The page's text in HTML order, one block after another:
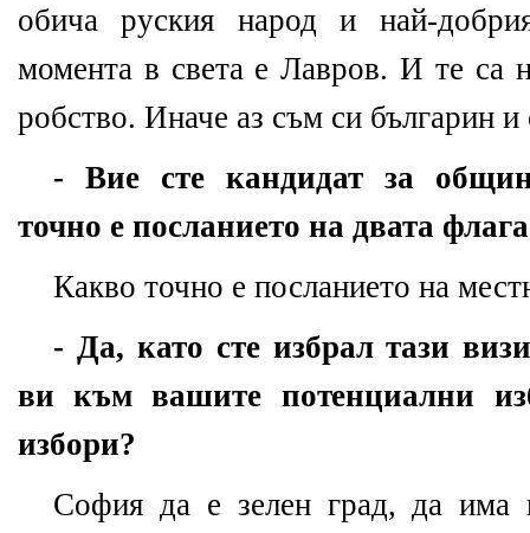
обича руския народ и най-
момента в света е Лавров. И те са
робство. Иначе аз съм си българин
- Вие сте кандидат за
точно е посланието на двата
Какво точно е посланието на
- Да, като сте избрал тази
ви към вашите потенциални
избори?
София да е зелен град, да има